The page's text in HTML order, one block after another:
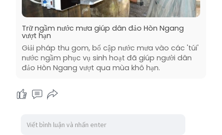
Trữ ngầm nước mưa giúp dân đảo Hòn Ngang
vượt hạn
Giải pháp thu gom, bổ cập nước mưa vào các 'túi'
nước ngầm phục vụ sinh hoạt đã giúp người dân
đảo Hòn Ngang vượt qua mùa khô hạn.